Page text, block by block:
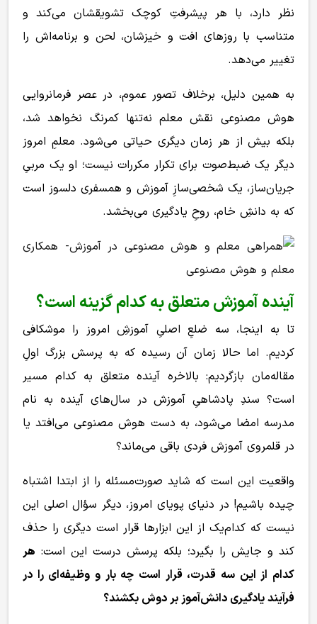
نظر دارد، با هر پیشرفتِ کوچک تشویقشان می‌کند و
متناسب با روزهای افت و خیزشان، لحن و برنامه‌اش را
تغییر می‌دهد.
به همین دلیل، برخلاف تصور عموم، در عصر فرمانروایی
هوش مصنوعی نقش معلم نه‌تنها کمرنگ نخواهد شد،
بلکه بیش از هر زمان دیگری حیاتی می‌شود. معلمِ امروز
دیگر یک ضبط‌صوت برای تکرار مکررات نیست؛ او یک مربیِ
جریان‌ساز، یک شخصی‌سازِ آموزش و همسفری دلسوز است
که به دانشِ خام، روحِ یادگیری می‌بخشد.
آینده آموزش متعلق به کدام گزینه است؟
تا به اینجا، سه ضلعِ اصلیِ آموزشِ امروز را موشکافی
کردیم. اما حالا زمان آن رسیده که به پرسش بزرگ اولِ
مقاله‌مان بازگردیم: بالاخره آینده متعلق به کدام مسیر
است؟ سندِ پادشاهیِ آموزش در سال‌های آینده به نام
مدرسه امضا می‌شود، به دست هوش مصنوعی می‌افتد یا
در قلمروی آموزش فردی باقی می‌ماند؟
واقعیت این است که شاید صورت‌مسئله را از ابتدا اشتباه
چیده باشیم! در دنیای پویای امروز، دیگر سؤال اصلی این
نیست که کدام‌یک از این ابزارها قرار است دیگری را حذف
کند و جایش را بگیرد؛ بلکه پرسش درست این است: هر
کدام از این سه قدرت، قرار است چه بار و وظیفه‌ای را در
فرآیند یادگیری دانش‌آموز بر دوش بکشند؟